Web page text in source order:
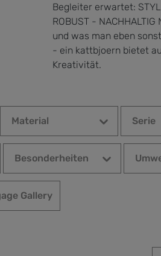
Begleiter erwartet:
ROBUST -
und was man eben
- ein kattbjoern bietet
Kreativität.
Material Serie
Besonderheiten
Gallery
Gallery